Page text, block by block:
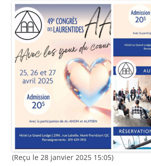
(Reçu le 28 janvier 2025 15:05)